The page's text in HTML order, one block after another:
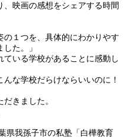
、映画の感想をシェアする時間
の１つを、具体的にわかりやす
た。」
ている学校があることに感動し
んな学校だらけならいいのに！
きました。
県我孫子市の私塾「白樺教育